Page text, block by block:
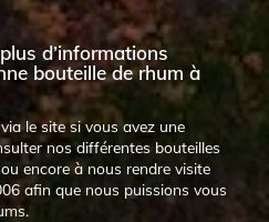
d’informations
bouteille de rhum à
le site si vous avez une
nos différentes bouteilles
encore à nous rendre visite
afin que nous puissions vous